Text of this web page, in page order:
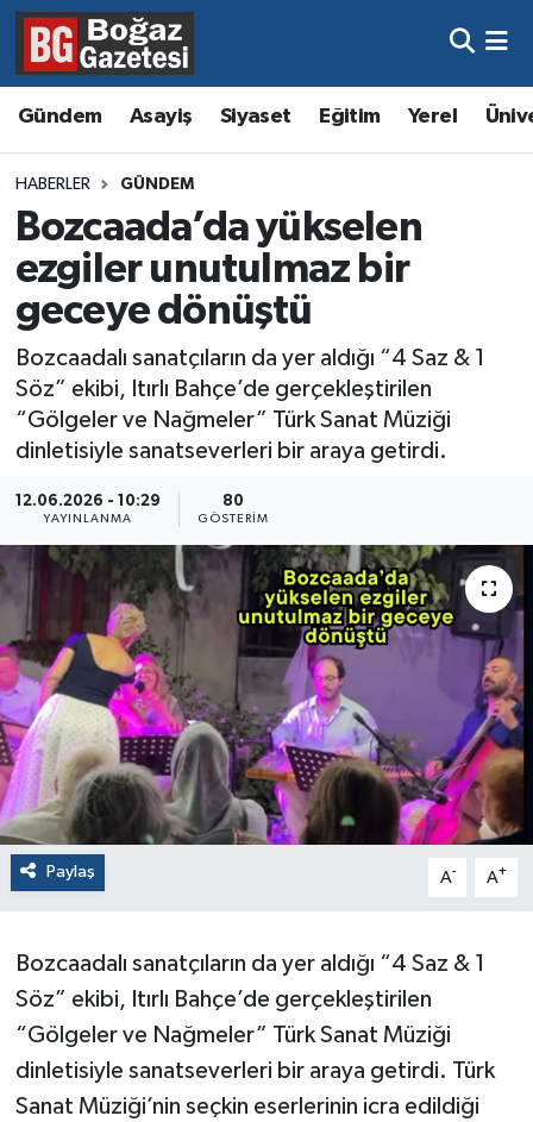
Gündem Asayiş Siyaset Eğitim Yerel
HABERLER GÜNDEM
Bozcaada’da yükselen
ezgiler unutulmaz bir
geceye dönüştü
Bozcaadalı sanatçıların da yer aldığı “4 Saz & 1
Söz” ekibi, Itırlı Bahçe’de gerçekleştirilen
“Gölgeler ve Nağmeler” Türk Sanat Müziği
dinletisiyle sanatseverleri bir araya getirdi.
12.06.2026 - 10:29
YAYINLANMA
80
GÖSTERIM
Paylaş A- A+
Bozcaadalı sanatçıların da yer aldığı “4 Saz & 1
Söz” ekibi, Itırlı Bahçe’de gerçekleştirilen
“Gölgeler ve Nağmeler” Türk Sanat Müziği
dinletisiyle sanatseverleri bir araya getirdi. Türk
Sanat Müziği’nin seçkin eserlerinin icra edildiği
Asayiş
Eğitim
Gündem
Kültür ve Sanat
Magazin
Resmi İlanlar
Sağlık
Hava Durumu
Trafik Durumu
Süper Lig Puan Durumu ve Fikstür
Tüm Manşetler
Son Dakika Haberleri
Haber Arşivi